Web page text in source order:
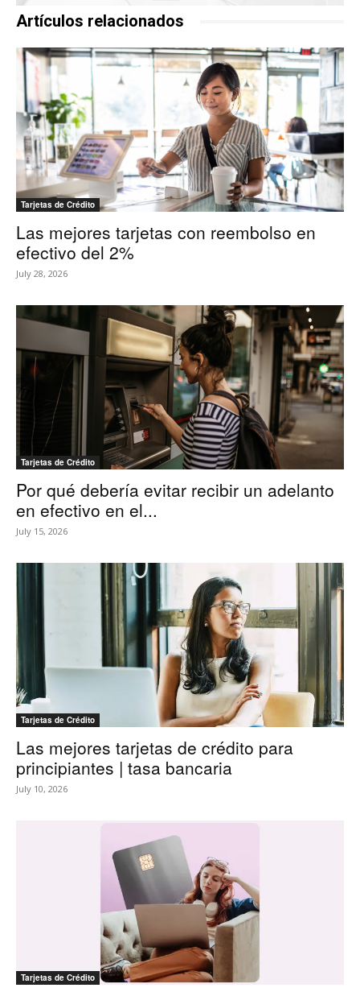
Artículos relacionados
Tarjetas de Crédito
Las mejores tarjetas con reembolso en
efectivo del 2%
July 28, 2026
Tarjetas de Crédito
Por qué debería evitar recibir un adelanto
en efectivo en el...
July 15, 2026
Tarjetas de Crédito
Las mejores tarjetas de crédito para
principiantes | tasa bancaria
July 10, 2026
Tarjetas de Crédito